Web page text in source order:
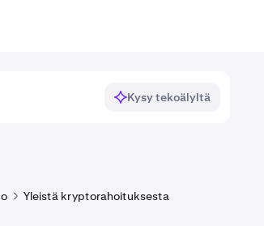
Kysy tekoälyltä
Yleistä kryptorahoituksesta